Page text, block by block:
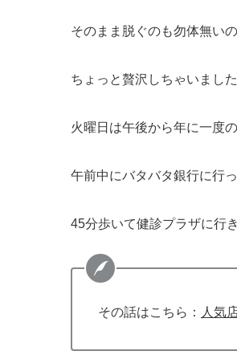
そのまま脱ぐのも勿体無い
ちょっと贅沢しちゃいました
火曜日は午後から年に一度
午前中にバタバタ銀行に行
45分歩いて健診プラザに行
その話はこちら： 人気